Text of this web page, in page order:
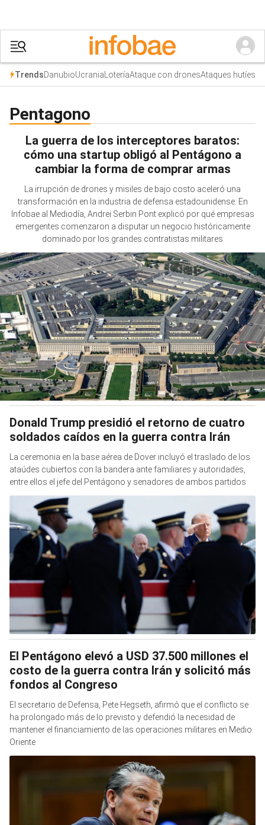
TrendsDanubioUcraniaLoteríaAtaque con dronesAtaques hutíes
Pentagono
La guerra de los interceptores baratos:
cómo una startup obligó al Pentágono a
cambiar la forma de comprar armas
La irrupción de drones y misiles de bajo costo aceleró una
transformación en la industria de defensa estadounidense. En
Infobae al Mediodía, Andrei Serbin Pont explicó por qué empresas
emergentes comenzaron a disputar un negocio históricamente
dominado por los grandes contratistas militares
Donald Trump presidió el retorno de cuatro
soldados caídos en la guerra contra Irán
La ceremonia en la base aérea de Dover incluyó el traslado de los
ataúdes cubiertos con la bandera ante familiares y autoridades,
entre ellos el jefe del Pentágono y senadores de ambos partidos
El Pentágono elevó a USD 37.500 millones el
costo de la guerra contra Irán y solicitó más
fondos al Congreso
El secretario de Defensa, Pete Hegseth, afirmó que el conflicto se
ha prolongado más de lo previsto y defendió la necesidad de
mantener el financiamiento de las operaciones militares en Medio
Oriente